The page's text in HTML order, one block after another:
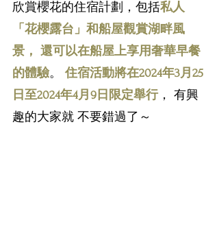
欣賞櫻花的住宿計劃，包括私人
「花櫻露台」和船屋觀賞湖畔風
景， 還可以在船屋上享用奢華早餐
的體驗。 住宿活動將在2024年3月25
日至2024年4月9日限定舉行， 有興
趣的大家就 不要錯過了～